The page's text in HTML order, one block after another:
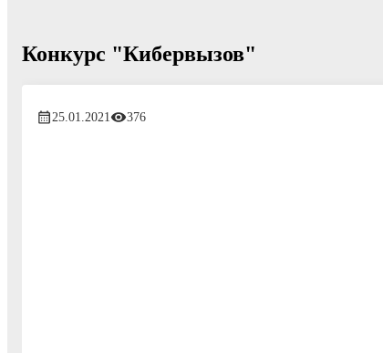
Конкурс "Кибервызов"
25.01.2021 376